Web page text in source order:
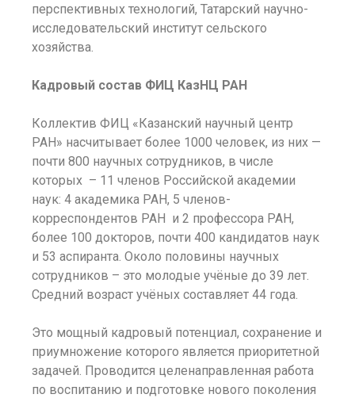
перспективных технологий, Татарский научно-
исследовательский институт сельского
хозяйства.
Кадровый состав ФИЦ КазНЦ РАН
Коллектив ФИЦ «Казанский научный центр
РАН» насчитывает более 1000 человек, из них —
почти 800 научных сотрудников, в числе
которых – 11 членов Российской академии
наук: 4 академика РАН, 5 членов-
корреспондентов РАН и 2 профессора РАН,
более 100 докторов, почти 400 кандидатов наук
и 53 аспиранта. Около половины научных
сотрудников – это молодые учёные до 39 лет.
Средний возраст учёных составляет 44 года.
Это мощный кадровый потенциал, сохранение и
приумножение которого является приоритетной
задачей. Проводится целенаправленная работа
по воспитанию и подготовке нового поколения